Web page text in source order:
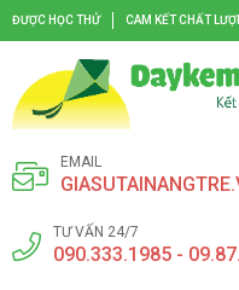
ĐƯỢC HỌC THỬ CAM KẾT CHẤT
EMAIL
TƯ VẤN 24/7
090.333.1985 -